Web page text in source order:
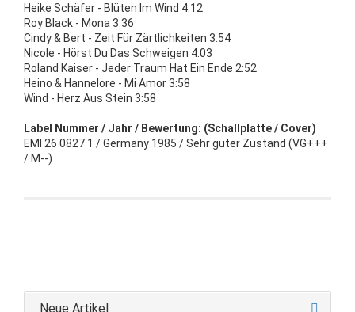
Heike Schäfer - Blüten Im Wind 4:12
Roy Black - Mona 3:36
Cindy & Bert - Zeit Für Zärtlichkeiten 3:54
Nicole - Hörst Du Das Schweigen 4:03
Roland Kaiser - Jeder Traum Hat Ein Ende 2:52
Heino & Hannelore - Mi Amor 3:58
Wind - Herz Aus Stein 3:58
Label Nummer / Jahr / Bewertung: (Schallplatte / Cover)
EMI 26 0827 1 / Germany 1985 / Sehr guter Zustand (VG+++
/ M--)
Neue Artikel